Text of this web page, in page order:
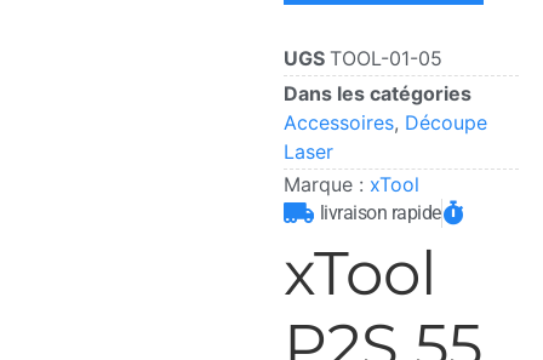
UGS TOOL-01-05
Dans les catégories
Accessoires, Découpe
Laser
Marque : xTool
livraison rapide
xTool